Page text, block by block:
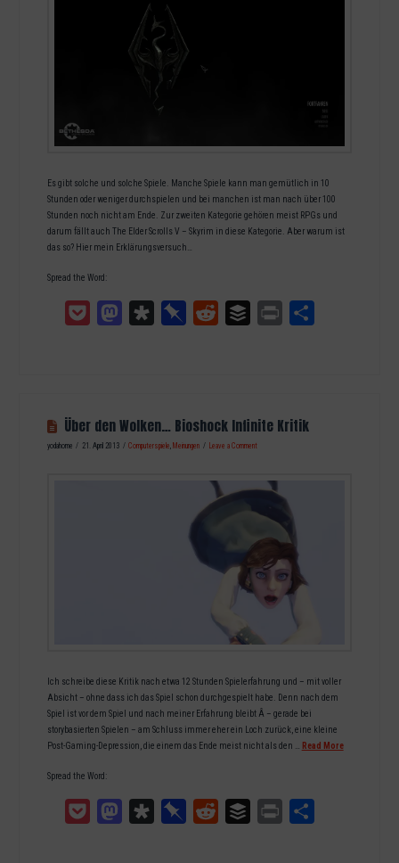
Es gibt solche und solche Spiele. Manche Spiele kann man gemütlich in 10
Stunden oder weniger durchspielen und bei manchen ist man nach über 100
Stunden noch nicht am Ende. Zur zweiten Kategorie gehören meist RPGs und
darum fällt auch The Elder Scrolls V – Skyrim in diese Kategorie. Aber warum ist
das so? Hier mein Erklärungsversuch…
Spread the Word:
Pocket MastodonDiasporaPinboardReddit Buffer Print
Über den Wolken… Bioshock Infinite Kritik
yodahome 21. April 2013 Computerspiele, Meinungen Leave a Comment
Ich schreibe diese Kritik nach etwa 12 Stunden Spielerfahrung und – mit voller
Absicht – ohne dass ich das Spiel schon durchgespielt habe. Denn nach dem
Spiel ist vor dem Spiel und nach meiner Erfahrung bleibt Â – gerade bei
storybasierten Spielen – am Schluss immer eher ein Loch zurück, eine kleine
Post-Gaming-Depression, die einem das Ende meist nicht als den …
Read More
Spread the Word:
Pocket MastodonDiasporaPinboardReddit Buffer Print